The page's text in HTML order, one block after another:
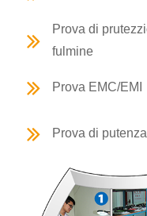
Prova di
fulmine
Prova EMC/EMI
Prova di